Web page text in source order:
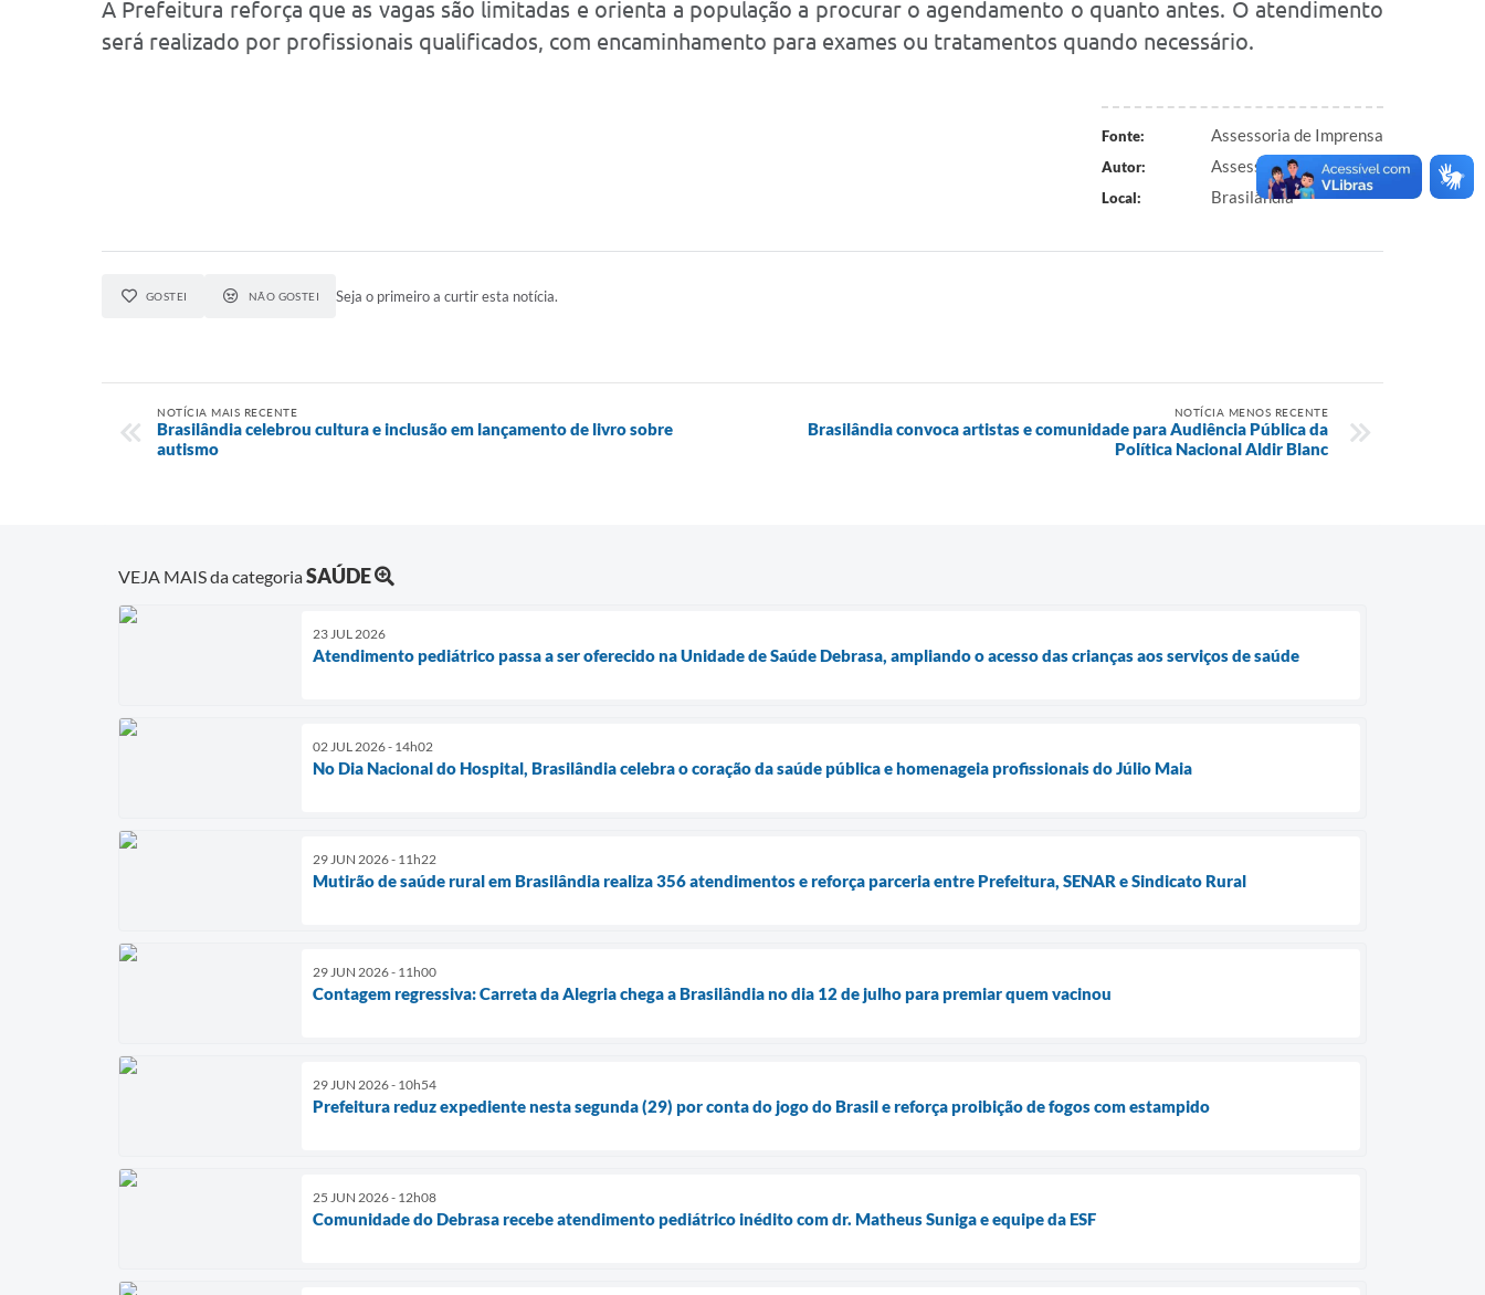
A Prefeitura reforça que as vagas são limitadas e orienta a população a procurar o agendamento o quanto antes. O atendimento
será realizado por profissionais qualificados, com encaminhamento para exames ou tratamentos quando necessário.
Fonte: Assessoria de Imprensa
Autor: Assessoria de Imprensa
Local: Brasilândia
GOSTEI NÃO GOSTEI Seja o primeiro a curtir esta notícia.
NOTÍCIA MAIS RECENTE
Brasilândia celebrou cultura e inclusão em lançamento de livro sobre
autismo
NOTÍCIA MENOS RECENTE
Brasilândia convoca artistas e comunidade para Audiência Pública da
Política Nacional Aldir Blanc
VEJA MAIS da categoriaSAÚDE
23 JUL 2026
Atendimento pediátrico passa a ser oferecido na Unidade de Saúde Debrasa, ampliando o acesso das crianças aos serviços de saúde
02 JUL 2026 - 14h02
No Dia Nacional do Hospital, Brasilândia celebra o coração da saúde pública e homenageia profissionais do Júlio Maia
29 JUN 2026 - 11h22
Mutirão de saúde rural em Brasilândia realiza 356 atendimentos e reforça parceria entre Prefeitura, SENAR e Sindicato Rural
29 JUN 2026 - 11h00
Contagem regressiva: Carreta da Alegria chega a Brasilândia no dia 12 de julho para premiar quem vacinou
29 JUN 2026 - 10h54
Prefeitura reduz expediente nesta segunda (29) por conta do jogo do Brasil e reforça proibição de fogos com estampido
25 JUN 2026 - 12h08
Comunidade do Debrasa recebe atendimento pediátrico inédito com dr. Matheus Suniga e equipe da ESF